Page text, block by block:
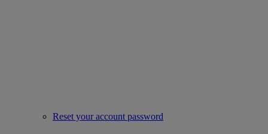
Reset your account password